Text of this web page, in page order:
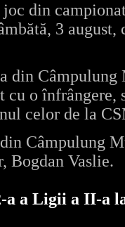
din
3
din Câmpulung
cu o înfrângere,
celor de la
Câmpulung
Bogdan Vaslie.
a a Ligii a II-a